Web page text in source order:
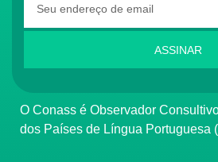
ASSINAR
O Conass é Observador
dos Países de Língua Portuguesa